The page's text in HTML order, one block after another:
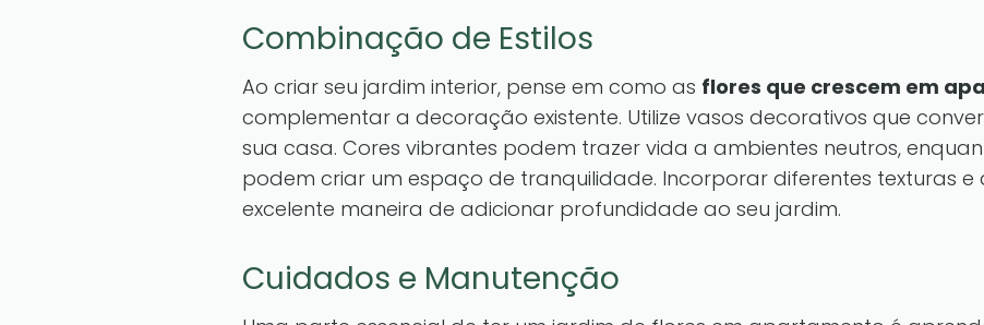
Combinação de Estilos
Ao criar seu jardim interior, pense em como as flores que crescem em
complementar a decoração existente. Utilize vasos decorativos que
sua casa. Cores vibrantes podem trazer vida a ambientes neutros,
podem criar um espaço de tranquilidade. Incorporar diferentes texturas
excelente maneira de adicionar profundidade ao seu jardim.
Cuidados e Manutenção